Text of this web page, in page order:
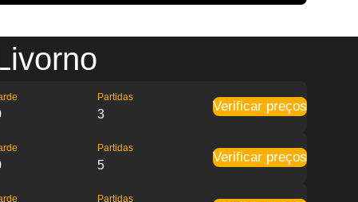
Partidas
3
Verificar preços
Partidas
5
Verificar preços
Partidas